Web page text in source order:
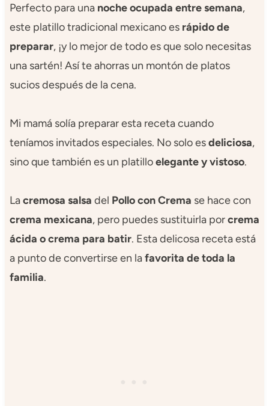
Perfecto para una noche ocupada entre semana,
este platillo tradicional mexicano es rápido de
preparar, ¡y lo mejor de todo es que solo necesitas
una sartén! Así te ahorras un montón de platos
sucios después de la cena.
Mi mamá solía preparar esta receta cuando
teníamos invitados especiales. No solo esdeliciosa,
sino que también es un platilloelegante y vistoso.
Lacremosa salsa del Pollo con Crema se hace con
crema mexicana, pero puedes sustituirla porcrema
ácida o crema para batir. Esta delicosa receta está
a punto de convertirse en lafavorita de toda la
familia.